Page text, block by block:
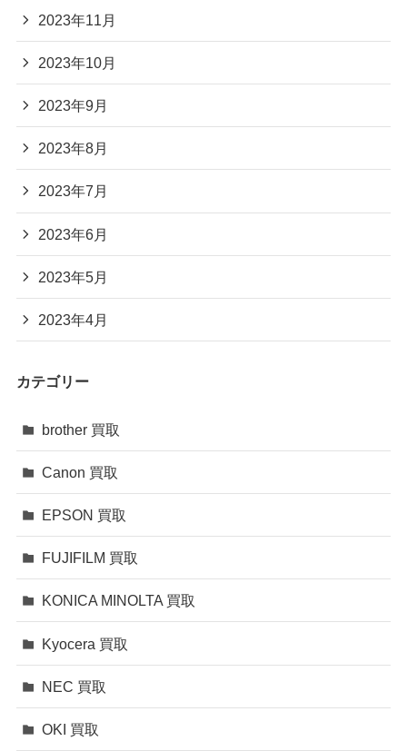
2023年11月
2023年10月
2023年9月
2023年8月
2023年7月
2023年6月
2023年5月
2023年4月
カテゴリー
brother 買取
Canon 買取
EPSON 買取
FUJIFILM 買取
KONICA MINOLTA 買取
Kyocera 買取
NEC 買取
OKI 買取